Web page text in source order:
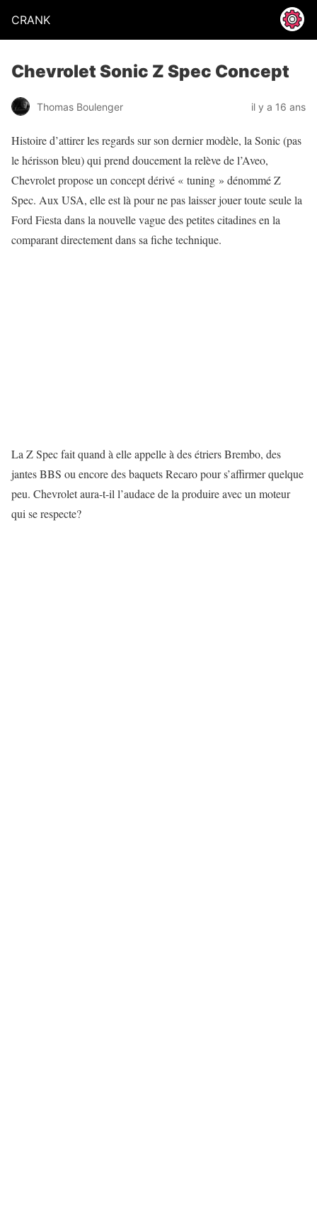
CRANK
Chevrolet Sonic Z Spec Concept
Thomas Boulenger il y a 16 ans
Histoire d’attirer les regards sur son dernier modèle, la Sonic (pas
le hérisson bleu) qui prend doucement la relève de l’Aveo,
Chevrolet propose un concept dérivé « tuning » dénommé Z
Spec. Aux USA, elle est là pour ne pas laisser jouer toute seule la
Ford Fiesta dans la nouvelle vague des petites citadines en la
comparant directement dans sa fiche technique.
La Z Spec fait quand à elle appelle à des étriers Brembo, des
jantes BBS ou encore des baquets Recaro pour s’affirmer quelque
peu. Chevrolet aura-t-il l’audace de la produire avec un moteur
qui se respecte?